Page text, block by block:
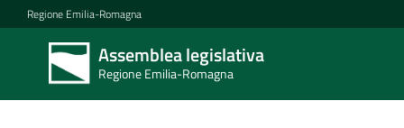
Vai al contenuto
Vai alla navigazione
Vai al footer
Regione Emilia-Romagna
Assemblea legislativa
Regione Emilia-Romagna
Assemblea
legislativa
Regione Emilia-